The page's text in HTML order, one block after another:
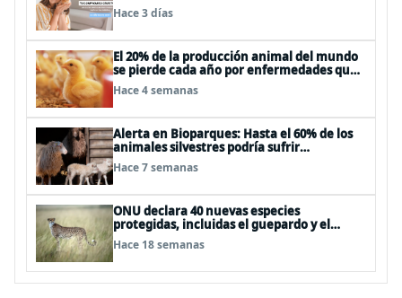
cosmético, alimenticio y de moda
Hace 3 días
El 20% de la producción animal del mundo
se pierde cada año por enfermedades que
se pueden evitar
Hace 4 semanas
Alerta en Bioparques: Hasta el 60% de los
animales silvestres podría sufrir
desnutrición por dietas mal formuladas
Hace 7 semanas
ONU declara 40 nuevas especies
protegidas, incluidas el guepardo y el
tiburón martillo
Hace 18 semanas